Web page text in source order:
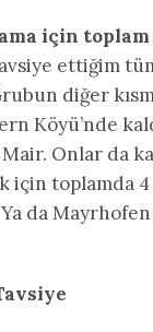
için toplam
ettiğim
diğer
Köyü’nde
Onlar da
için toplamda
da